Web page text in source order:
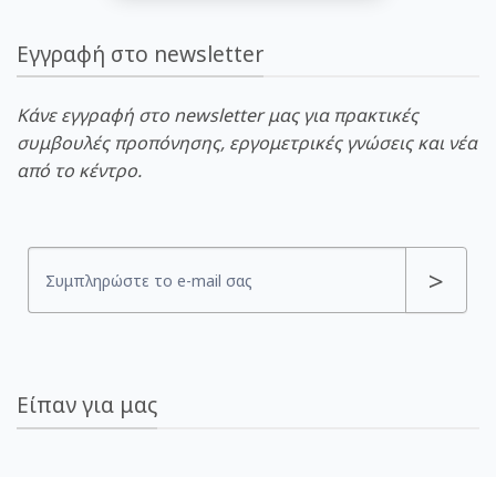
Εγγραφή στο newsletter
Κάνε εγγραφή στο newsletter μας για πρακτικές
συμβουλές προπόνησης, εργομετρικές γνώσεις και νέα
από το κέντρο.
SIGNUP
>
Είπαν για μας